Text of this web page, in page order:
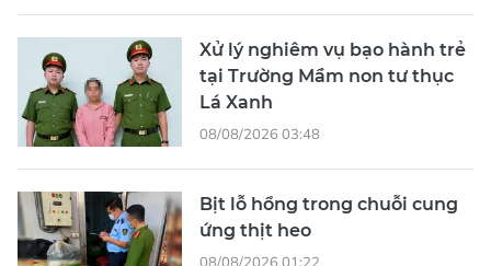
Xử lý nghiêm vụ bạo hành trẻ
tại Trường Mầm non tư thục
Lá Xanh
08/08/2026 03:48
Bịt lỗ hổng trong chuỗi cung
ứng thịt heo
08/08/2026 01:22